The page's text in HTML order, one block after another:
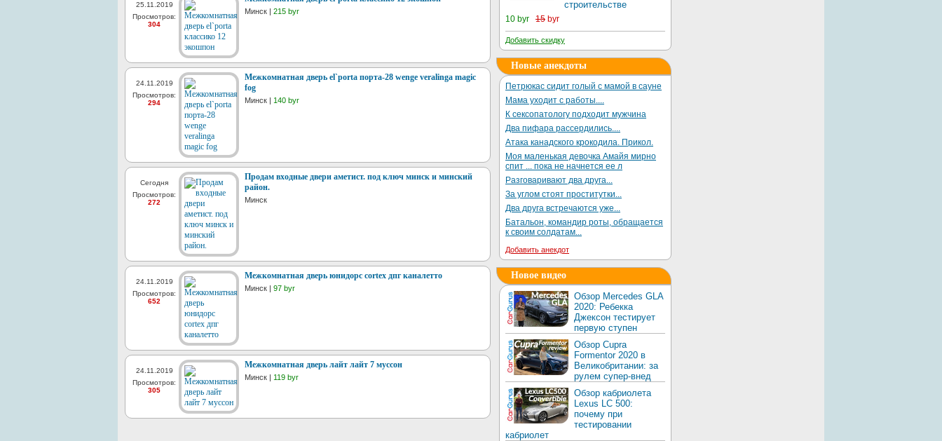
25.11.2019
Просмотров:
304
Минск | 215 byr
24.11.2019
Просмотров:
294
Межкомнатная дверь el`porta порта-28 wenge veralinga magic
fog
Минск | 140 byr
Сегодня
Просмотров:
272
Продам входные двери аметист. под ключ минск и минский
район.
Минск
24.11.2019
Просмотров:
652
Межкомнатная дверь юнидорс cortex дпг каналетто
Минск | 97 byr
24.11.2019
Просмотров:
305
Межкомнатная дверь лайт лайт 7 муссон
Минск | 119 byr
строительстве
10 byr 15 byr
Добавить скидку
Новые анекдоты
Петрюкас сидит голый с мамой в сауне
Мама уходит с работы....
К сексопатологу подходит мужчина
Два пифара рассердились....
Атака канадского крокодила. Прикол.
Моя маленькая девочка Амайя мирно
спит ... пока не начнется ее л
Разговаривают два друга...
За углом стоят проститутки...
Два друга встречаются уже...
Батальон, командир роты, обращается
к своим солдатам...
Добавить анекдот
Новое видео
Обзор Mercedes GLA
2020: Ребекка
Джексон тестирует
первую ступен
Обзор Cupra
Formentor 2020 в
Великобритании: за
рулем супер-внед
Обзор кабриолета
Lexus LC 500:
почему при
тестировании
кабриолет